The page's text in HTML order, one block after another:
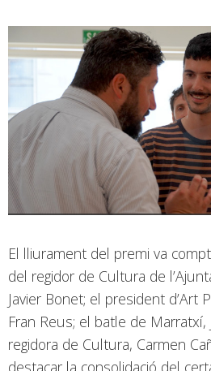
El lliurament del premi va
del regidor de Cultura de
Javier Bonet; el president d’Art
Fran Reus; el batle de Marratxí,
regidora de Cultura, Carmen
destacar la consolidació del